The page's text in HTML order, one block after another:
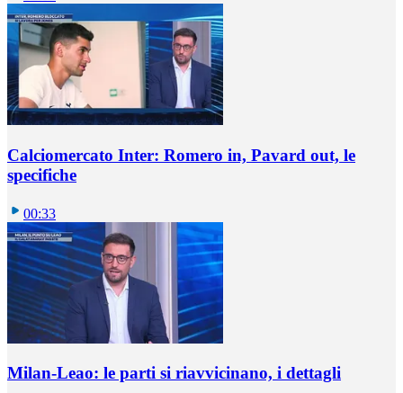
Calciomercato Inter: Romero in, Pavard out, le
specifiche
00:33
Milan-Leao: le parti si riavvicinano, i dettagli